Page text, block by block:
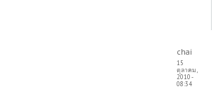
chai
15
ตุลาคม,
2010 -
08:34